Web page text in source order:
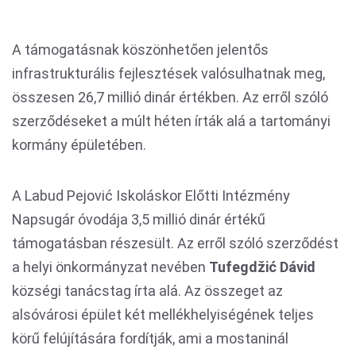
A támogatásnak köszönhetően jelentős
infrastrukturális fejlesztések valósulhatnak meg,
összesen 26,7 millió dinár értékben. Az erről szóló
szerződéseket a múlt héten írták alá a tartományi
kormány épületében.
A Labud Pejović Iskoláskor Előtti Intézmény
Napsugár óvodája 3,5 millió dinár értékű
támogatásban részesült. Az erről szóló szerződést
a helyi önkormányzat nevében Tufegdžić Dávid
községi tanácstag írta alá. Az összeget az
alsóvárosi épület két mellékhelyiségének teljes
körű felújítására fordítják, ami a mostaninál